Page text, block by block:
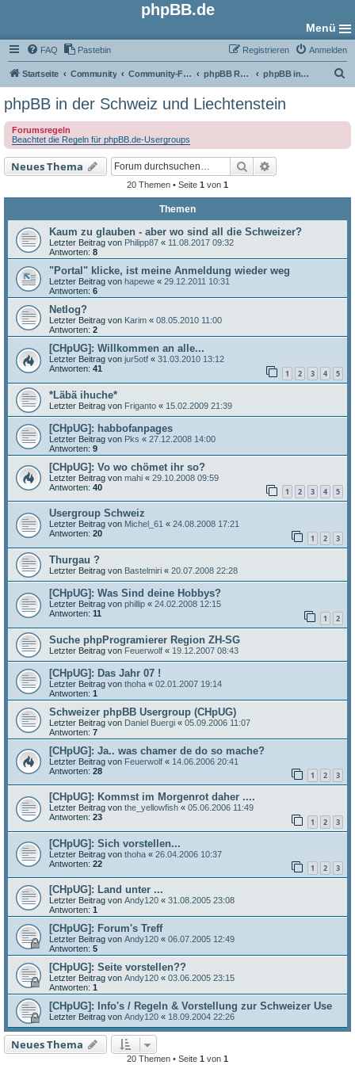
phpBB.de
Menü
FAQ Pastebin Anmelden
Registrieren
Startseite Community Community-Foren phpBB Regional phpBB in der Schweiz und Liechtenstein
e
phpBB in der Schweiz und Liechtenstein
Forumsregeln
Beachtet die Regeln für phpBB.de-Usergroups
Neues Thema Suche
20 Themen • Seite 1 von 1
Themen
Kaum zu glauben - aber wo sind all die Schweizer?
Letzter Beitrag von Philipp87 « 11.08.2017 09:32
Antworten: 8
"Portal" klicke, ist meine Anmeldung wieder weg
Letzter Beitrag von hapewe « 29.12.2011 10:31
Antworten: 6
Netlog?
Letzter Beitrag von Karim « 08.05.2010 11:00
Antworten: 2
[CHpUG]: Willkommen an alle...
Letzter Beitrag von jur5otf « 31.03.2010 13:12
Antworten: 41 1 2 3 4 5
*Läbä ihuche*
Letzter Beitrag von Friganto « 15.02.2009 21:39
[CHpUG]: habbofanpages
Letzter Beitrag von Pks « 27.12.2008 14:00
Antworten: 9
[CHpUG]: Vo wo chömet ihr so?
Letzter Beitrag von mahi « 29.10.2008 09:59
Antworten: 40 1 2 3 4 5
Usergroup Schweiz
Letzter Beitrag von Michel_61 « 24.08.2008 17:21
Antworten: 20 1 2 3
Thurgau ?
Letzter Beitrag von Bastelmiri « 20.07.2008 22:28
[CHpUG]: Was Sind deine Hobbys?
Letzter Beitrag von phillip « 24.02.2008 12:15
Antworten: 11 1 2
Suche phpProgramierer Region ZH-SG
Letzter Beitrag von Feuerwolf « 19.12.2007 08:43
[CHpUG]: Das Jahr 07 !
Letzter Beitrag von thoha « 02.01.2007 19:14
Antworten: 1
Schweizer phpBB Usergroup (CHpUG)
Letzter Beitrag von Daniel Buergi « 05.09.2006 11:07
Antworten: 7
[CHpUG]: Ja.. was chamer de do so mache?
Letzter Beitrag von Feuerwolf « 14.06.2006 20:41
Antworten: 28 1 2 3
[CHpUG]: Kommst im Morgenrot daher ....
Letzter Beitrag von the_yellowfish « 05.06.2006 11:49
Antworten: 23 1 2 3
[CHpUG]: Sich vorstellen...
Letzter Beitrag von thoha « 26.04.2006 10:37
Antworten: 22 1 2 3
[CHpUG]: Land unter ...
Letzter Beitrag von Andy120 « 31.08.2005 23:08
Antworten: 1
[CHpUG]: Forum's Treff
Letzter Beitrag von Andy120 « 06.07.2005 12:49
Antworten: 5
[CHpUG]: Seite vorstellen??
Letzter Beitrag von Andy120 « 03.06.2005 23:15
Antworten: 1
[CHpUG]: Info's / Regeln & Vorstellung zur Schweizer Use
Letzter Beitrag von Andy120 « 18.09.2004 22:26
Neues Thema
20 Themen • Seite 1 von 1